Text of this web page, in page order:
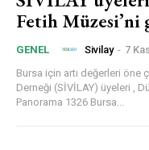
Fetih Müzesi’ni
GENEL Sivilay - 7
Bursa için artı değerleri öne
Derneği (SİVİLAY) üyeleri ,
Panorama 1326 Bursa...